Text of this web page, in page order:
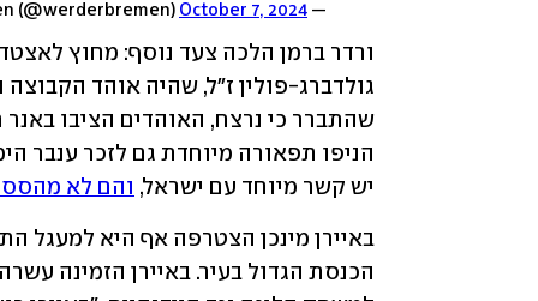
— SV Werder Bremen (@werderbremen)
October 7, 2024
שהתברר כי נרצח, האוהדים הציבו
יש קשר מיוחד עם ישראל, והם לא